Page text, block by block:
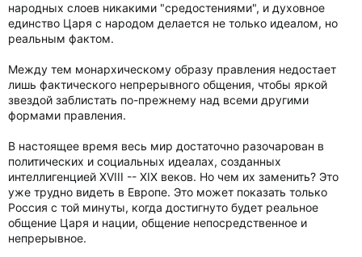
народных слоев никакими "средостениями", и духовное
единство Царя с народом делается не только идеалом, но
реальным фактом.
Между тем монархическому образу правления недостает
лишь фактического непрерывного общения, чтобы яркой
звездой заблистать по-прежнему над всеми другими
формами правления.
В настоящее время весь мир достаточно разочарован в
политических и социальных идеалах, созданных
интеллигенцией XVIII -- XIX веков. Но чем их заменить? Это
уже трудно видеть в Европе. Это может показать только
Россия с той минуты, когда достигнуто будет реальное
общение Царя и нации, общение непосредственное и
непрерывное.